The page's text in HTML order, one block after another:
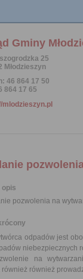
Gminy
25
Młodzieszyn
46 864 17 50
864 17 65
mlodzieszyn.pl
opis
pozwolenia na
odpadów jest
niebezpiecznych
na
również również